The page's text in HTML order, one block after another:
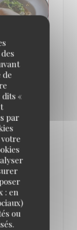
de
«
par
: en
ou
!)
des-Prés, la
charme
du siècle
chic de la
piliers de la